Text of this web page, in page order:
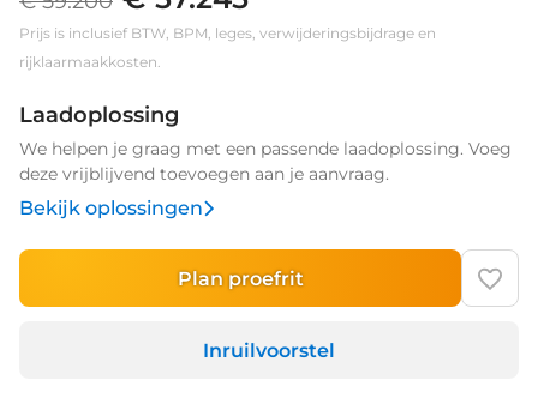
Prijs is inclusief BTW, BPM, leges, verwijderingsbijdrage en
rijklaarmaakkosten.
Laadoplossing
We helpen je graag met een passende laadoplossing. Voeg
deze vrijblijvend toevoegen aan je aanvraag.
Bekijk oplossingen
Plan proefrit
Inruilvoorstel